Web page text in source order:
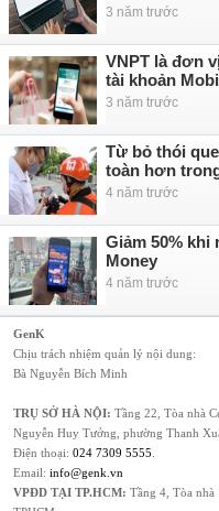
3 năm trước
VNPT là đơn
tài khoản
3 năm trước
Từ bỏ thói
toàn hơn
4 năm trước
Giảm 50% khi
Money
4 năm trước
GenK
Chịu trách nhiệm quản lý nội dung:
Bà Nguyễn Bích Minh
TRỤ SỞ HÀ NỘI: Tầng 22, Tòa nhà
Nguyễn Huy Tưởng, phường Thanh
Điện thoại: 024 7309 5555
Email: info@genk.vn
VPĐD TẠI TP.HCM: Tầng 4, Tòa nhà